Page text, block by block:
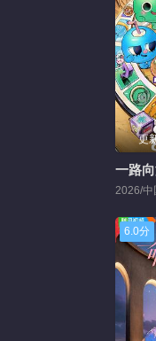
更
一路
2026/中
6.0分